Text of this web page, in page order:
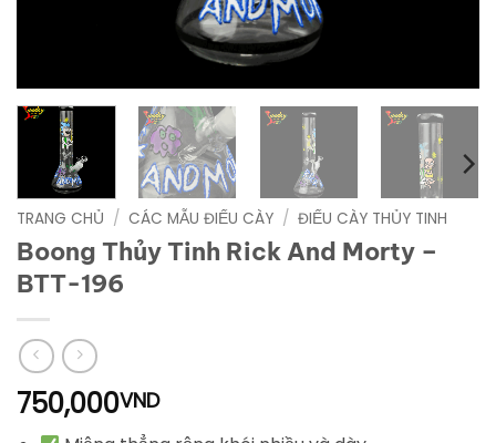
TRANG CHỦ / CÁC MẪU ĐIẾU CÀY / ĐIẾU CÀY THỦY TINH
Boong Thủy Tinh Rick And Morty –
BTT-196
750,000VND